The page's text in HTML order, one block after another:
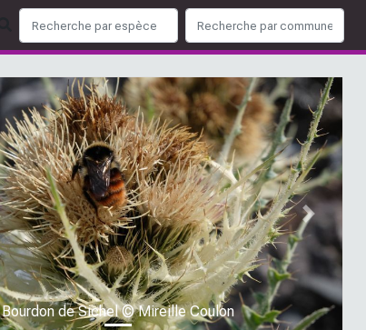
Bourdon de Sichel © Mireille Coulon
Next